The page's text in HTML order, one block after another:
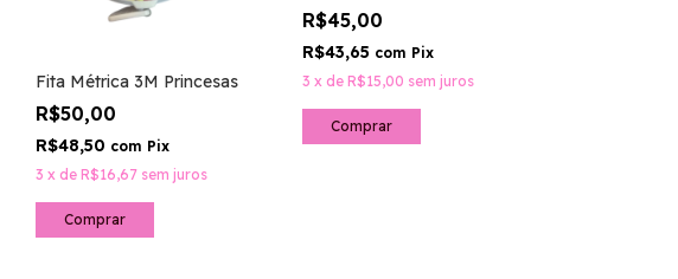
Fita Métrica 3M Princesas
R$50,00
R$48,50 com Pix
3 x de R$16,67 sem juros
R$45,00
R$43,65 com Pix
3 x de R$15,00 sem juros